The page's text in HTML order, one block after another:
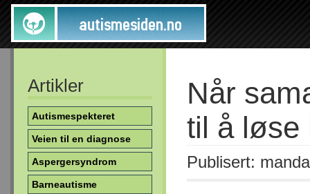
Artikler
Autismespekteret
Veien til en diagnose
Aspergersyndrom
Barneautisme
Når
til å løse
Publisert: